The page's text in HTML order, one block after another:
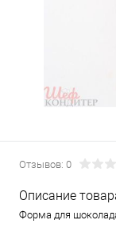
Отзывов: 0
Описание
Форма для